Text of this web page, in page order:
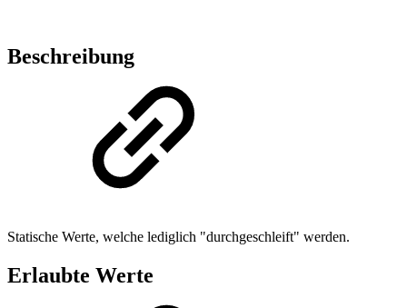
Beschreibung
Statische Werte, welche lediglich "durchgeschleift" werden.
Erlaubte Werte